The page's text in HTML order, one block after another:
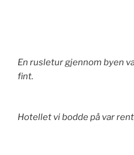
En rusletur gjennom byen
fint.
Hotellet vi bodde på var